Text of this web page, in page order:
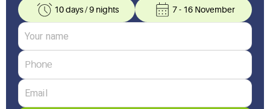
10 days/9 nights 7 - 16 November